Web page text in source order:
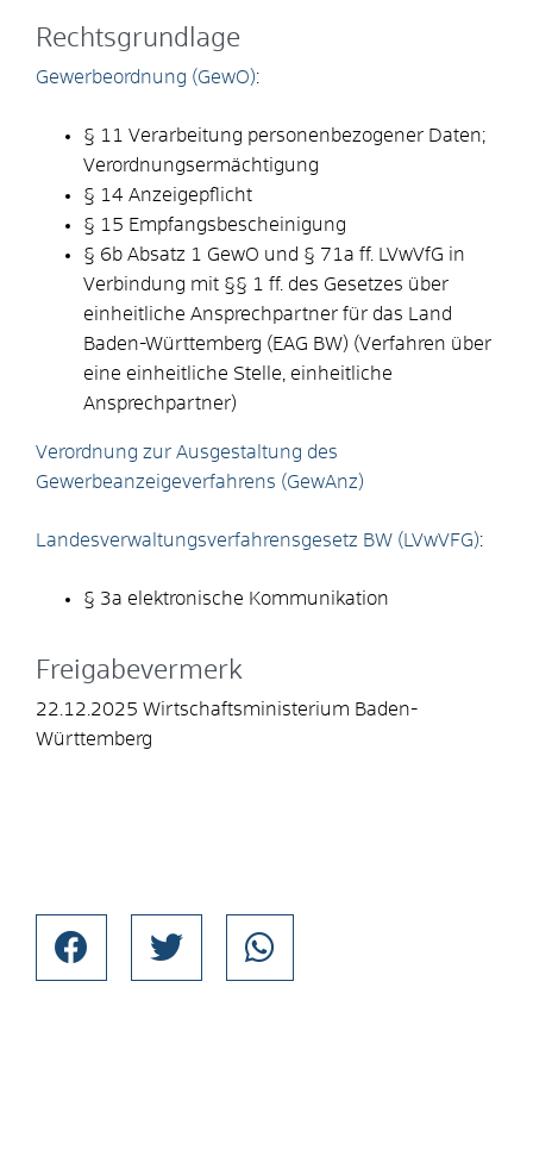
Rechtsgrundlage
Gewerbeordnung (GewO):
§ 11 Verarbeitung personenbezogener Daten;
Verordnungsermächtigung
§ 14 Anzeigepflicht
§ 15 Empfangsbescheinigung
§ 6b Absatz 1 GewO und § 71a ff. LVwVfG in
Verbindung mit §§ 1 ff. des Gesetzes über
einheitliche Ansprechpartner für das Land
Baden-Württemberg (EAG BW) (Verfahren über
eine einheitliche Stelle, einheitliche
Ansprechpartner)
Verordnung zur Ausgestaltung des
Gewerbeanzeigeverfahrens (GewAnz)
Landesverwaltungsverfahrensgesetz BW (LVwVFG):
§ 3a elektronische Kommunikation
Freigabevermerk
22.12.2025 Wirtschaftsministerium Baden-
Württemberg